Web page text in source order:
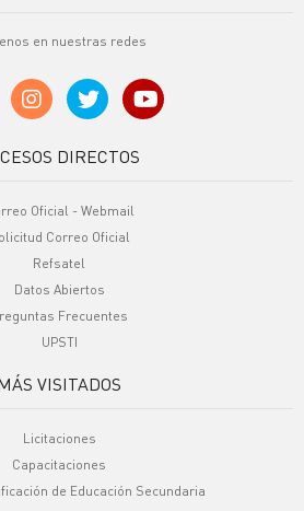
en nuestras redes
DIRECTOS
Oficial - Webmail
Correo Oficial
Refsatel
Datos Abiertos
Frecuentes
UPSTI
VISITADOS
Licitaciones
Capacitaciones
de Educación Secundaria